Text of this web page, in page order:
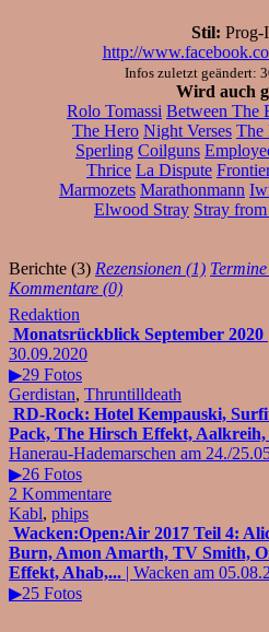
Stil: Prog-
http://
Infos zuletzt geändert:
Wird auch
Rolo Tomassi Between The
The Hero Night Verses The
Sperling Coilguns
Thrice La Dispute
Marmozets Marathonmann
Elwood Stray Stray
Berichte (3) Rezensionen (1)
Kommentare (0)
Redaktion
Monatsrückblick September 2020
30.09.2020
▶29 Fotos
Gerdistan, Thruntilldeath
RD-Rock: Hotel Kempauski,
Pack, The Hirsch Effekt,
Hanerau-Hademarschen am 24./
▶26 Fotos
2 Kommentare
Kabl, phips
Wacken:Open:Air 2017 Teil 4:
Burn, Amon Amarth, TV Smith,
Effekt, Ahab,... | Wacken am
▶25 Fotos